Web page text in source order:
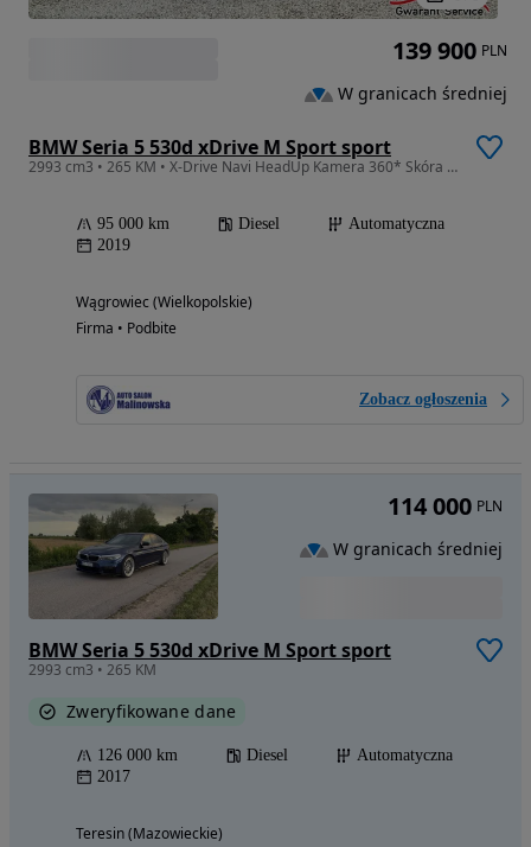
BMW Seria 5 530d xDrive M Sport sport
2993 cm3 • 265 KM • X-Drive Navi HeadUp Kamera 360* Skóra Szyberdach 2xPDC El.Klapa Alu
95 000 km Diesel
Automatyczna
2019
Wągrowiec (Wielkopolskie)
Firma • Podbite
Zobacz ogłoszenia
139 900 PLN
W granicach średniej
BMW Seria 5 530d xDrive M Sport sport
2993 cm3 • 265 KM
Zweryfikowane dane
126 000 km Diesel
Automatyczna
2017
Teresin (Mazowieckie)
114 000 PLN
W granicach średniej